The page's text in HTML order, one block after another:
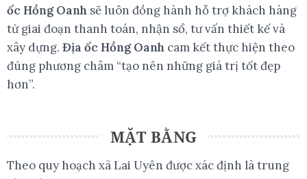
ốc Hồng Oanh sẽ luôn đồng hành hỗ trợ khách hàng
từ giai đoạn thanh toán, nhận sổ, tư vấn thiết kế và
xây dựng. Địa ốc Hồng Oanh cam kết thực hiện theo
đúng phương châm “tạo nên những giá trị tốt đẹp
hơn”.
MẶT BẰNG
Theo quy hoạch xã Lai Uyên được xác định là trung